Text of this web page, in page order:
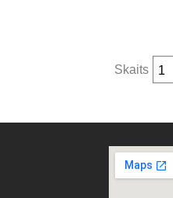
Skaits